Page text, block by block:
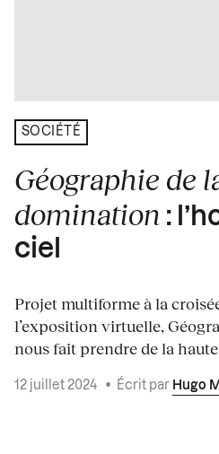
SOCIÉTÉ
Géographie de
domination :
ciel
Projet multiforme à la
l’exposition virtuelle,
nous fait prendre de la
12 juillet 2024 • Écrit par Hugo